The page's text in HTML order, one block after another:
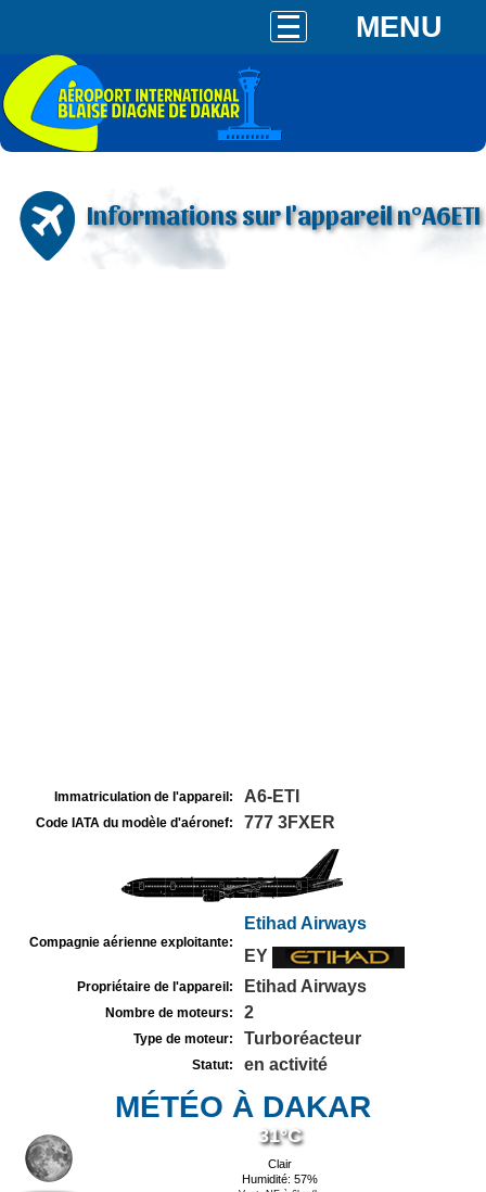
MENU
Informations sur l'appareil n°A6ETI
Immatriculation de l'appareil: A6-ETI
Code IATA du modèle d'aéronef: 777 3FXER
Compagnie aérienne exploitante:
Etihad Airways
EY
Propriétaire de l'appareil: Etihad Airways
Nombre de moteurs: 2
Type de moteur: Turboréacteur
Statut: en activité
MÉTÉO À DAKAR
31°C
Clair
Humidité: 57%